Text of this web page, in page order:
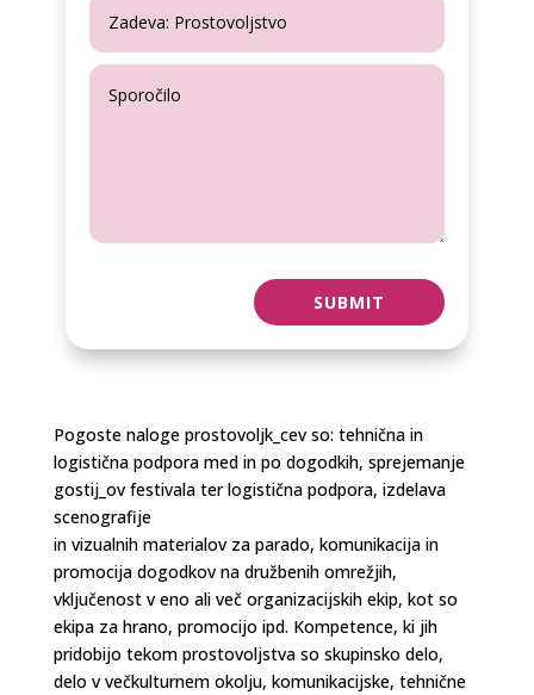
SUBMIT
Pogoste naloge prostovoljk_cev so: tehnična in
logistična podpora med in po dogodkih, sprejemanje
gostij_ov festivala ter logistična podpora, izdelava
scenografije
in vizualnih materialov za parado, komunikacija in
promocija dogodkov na družbenih omrežjih,
vključenost v eno ali več organizacijskih ekip, kot so
ekipa za hrano, promocijo ipd. Kompetence, ki jih
pridobijo tekom prostovoljstva so skupinsko delo,
delo v večkulturnem okolju, komunikacijske, tehnične